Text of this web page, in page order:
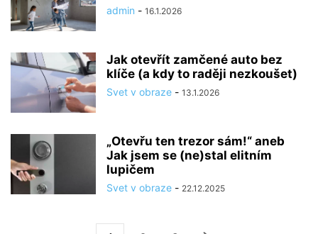
admin - 16.1.2026
Jak otevřít zamčené auto bez
klíče (a kdy to raději nezkoušet)
Svet v obraze - 13.1.2026
„Otevřu ten trezor sám!“ aneb
Jak jsem se (ne)stal elitním
lupičem
Svet v obraze - 22.12.2025